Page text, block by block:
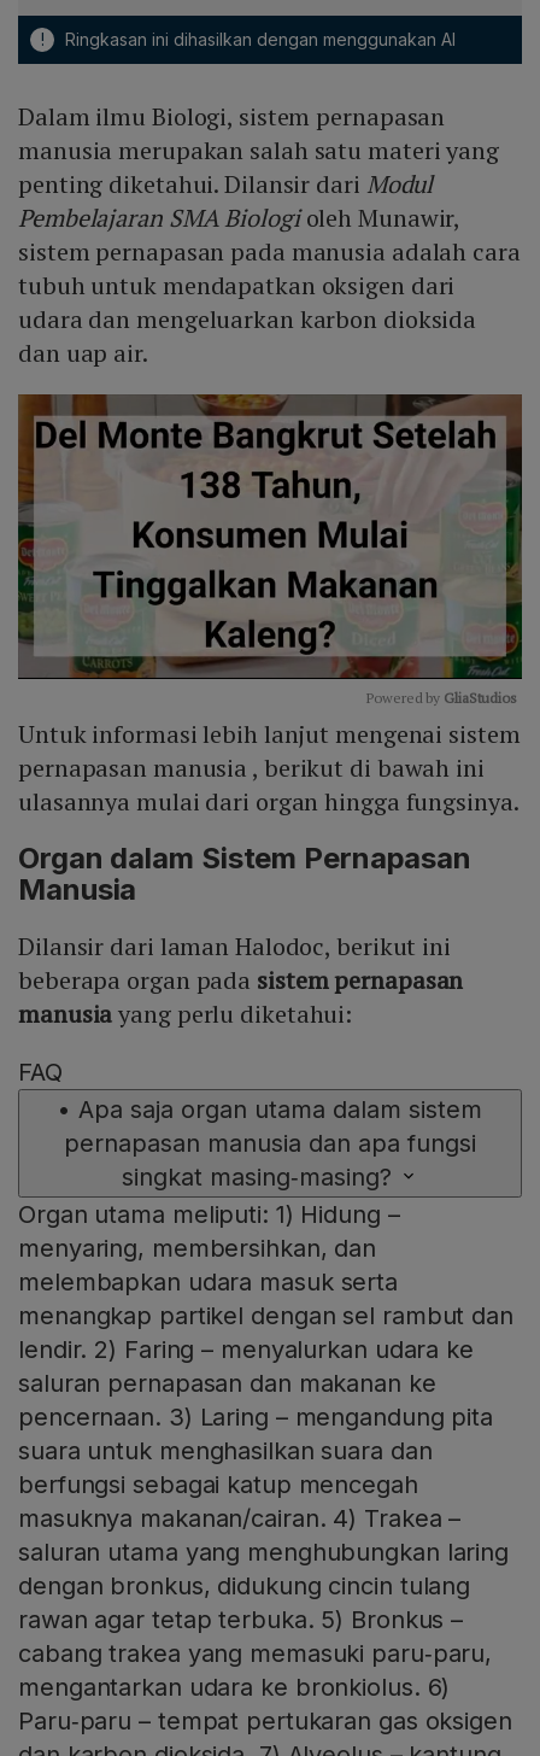
! Ringkasan ini dihasilkan dengan menggunakan AI
Dalam ilmu Biologi, sistem pernapasan
manusia merupakan salah satu materi yang
penting diketahui. Dilansir dari Modul
Pembelajaran SMA Biologioleh Munawir,
sistem pernapasan pada manusia adalah cara
tubuh untuk mendapatkan oksigen dari
udara dan mengeluarkan karbon dioksida
dan uap air.
Mute
Powered by GliaStudios
Untuk informasi lebih lanjut mengenai sistem
pernapasan manusia , berikut di bawah ini
ulasannya mulai dari organ hingga fungsinya.
Organ dalam Sistem Pernapasan
Manusia
Dilansir dari laman Halodoc, berikut ini
beberapa organ pada sistem pernapasan
manusiayang perlu diketahui:
FAQ
• Apa saja organ utama dalam sistem
pernapasan manusia dan apa fungsi
singkat masing‑masing?
Organ utama meliputi: 1) Hidung –
menyaring, membersihkan, dan
melembapkan udara masuk serta
menangkap partikel dengan sel rambut dan
lendir. 2) Faring – menyalurkan udara ke
saluran pernapasan dan makanan ke
pencernaan. 3) Laring – mengandung pita
suara untuk menghasilkan suara dan
berfungsi sebagai katup mencegah
masuknya makanan/cairan. 4) Trakea –
saluran utama yang menghubungkan laring
dengan bronkus, didukung cincin tulang
rawan agar tetap terbuka. 5) Bronkus –
cabang trakea yang memasuki paru‑paru,
mengantarkan udara ke bronkiolus. 6)
Paru‑paru – tempat pertukaran gas oksigen